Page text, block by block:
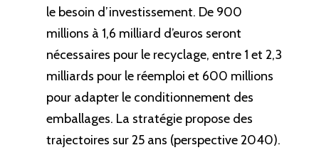
le besoin d’investissement. De 900
millions à 1,6 milliard d’euros seront
nécessaires pour le recyclage, entre 1 et 2,3
milliards pour le réemploi et 600 millions
pour adapter le conditionnement des
emballages. La stratégie propose des
trajectoires sur 25 ans (perspective 2040).